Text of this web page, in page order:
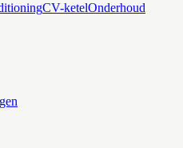
CV-ketelOnderhoud